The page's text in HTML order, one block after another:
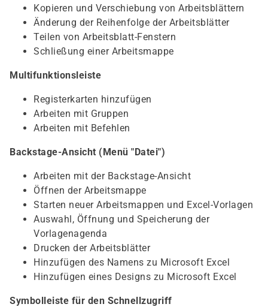
Kopieren und Verschiebung von Arbeitsblättern
Änderung der Reihenfolge der Arbeitsblätter
Teilen von Arbeitsblatt-Fenstern
Schließung einer Arbeitsmappe
Multifunktionsleiste
Registerkarten hinzufügen
Arbeiten mit Gruppen
Arbeiten mit Befehlen
Backstage-Ansicht (Menü "Datei")
Arbeiten mit der Backstage-Ansicht
Öffnen der Arbeitsmappe
Starten neuer Arbeitsmappen und Excel-Vorlagen
Auswahl, Öffnung und Speicherung der
Vorlagenagenda
Drucken der Arbeitsblätter
Hinzufügen des Namens zu Microsoft Excel
Hinzufügen eines Designs zu Microsoft Excel
Symbolleiste für den Schnellzugriff